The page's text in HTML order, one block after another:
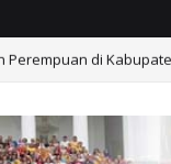
di
Bangku Pendidikan